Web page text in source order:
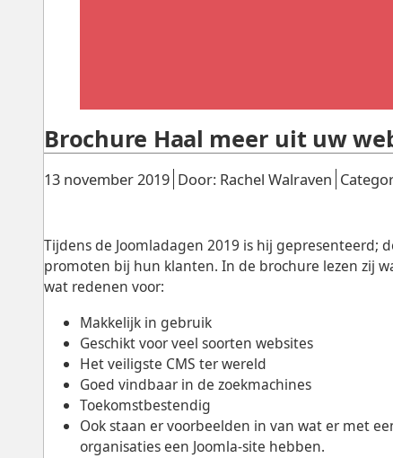
Gepubliceerd:
13 november 2019. Door: Rachel Walraven
Brochure Haal meer uit uw
Tijdens de Joomladagen 2019 is hij gepresenteerd;
promoten bij hun klanten. In de brochure lezen zij
wat redenen voor:
Makkelijk in gebruik
Geschikt voor veel soorten websites
Het veiligste CMS ter wereld
Goed vindbaar in de zoekmachines
Toekomstbestendig
Ook staan er voorbeelden in van wat er met
organisaties een Joomla-site hebben.